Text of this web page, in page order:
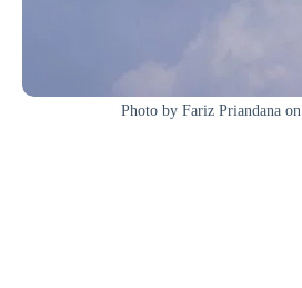
Photo by Fariz Priandana on